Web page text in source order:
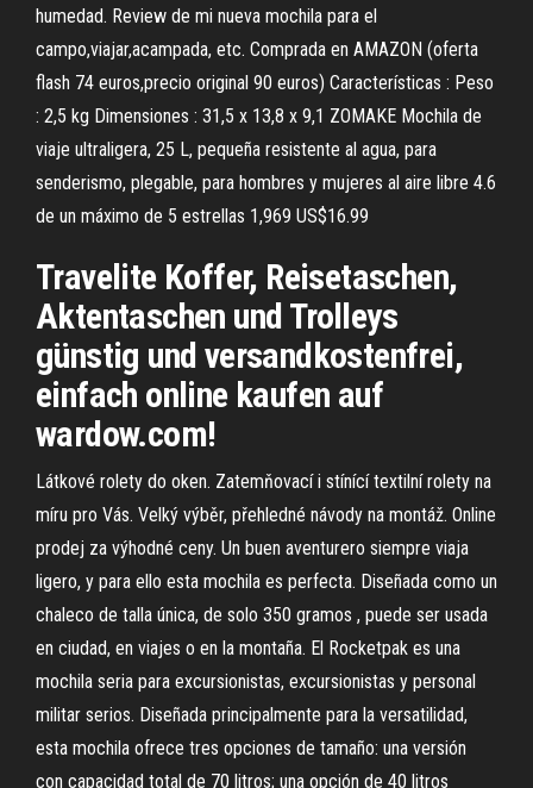
humedad. Review de mi nueva mochila para el
campo,viajar,acampada, etc. Comprada en AMAZON (oferta
flash 74 euros,precio original 90 euros) Características : Peso
: 2,5 kg Dimensiones : 31,5 x 13,8 x 9,1 ZOMAKE Mochila de
viaje ultraligera, 25 L, pequeña resistente al agua, para
senderismo, plegable, para hombres y mujeres al aire libre 4.6
de un máximo de 5 estrellas 1,969 US$16.99
Travelite Koffer, Reisetaschen,
Aktentaschen und Trolleys
günstig und versandkostenfrei,
einfach online kaufen auf
wardow.com!
Látkové rolety do oken. Zatemňovací i stínící textilní rolety na
míru pro Vás. Velký výběr, přehledné návody na montáž. Online
prodej za výhodné ceny. Un buen aventurero siempre viaja
ligero, y para ello esta mochila es perfecta. Diseñada como un
chaleco de talla única, de solo 350 gramos , puede ser usada
en ciudad, en viajes o en la montaña. El Rocketpak es una
mochila seria para excursionistas, excursionistas y personal
militar serios. Diseñada principalmente para la versatilidad,
esta mochila ofrece tres opciones de tamaño: una versión
con capacidad total de 70 litros; una opción de 40 litros